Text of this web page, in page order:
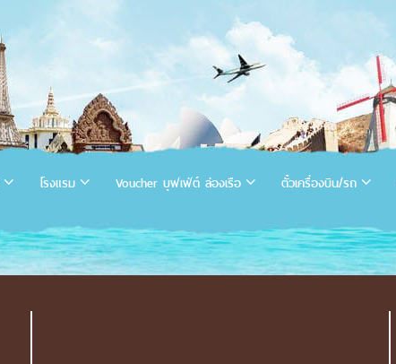
โรงแรม Voucher บุฟเฟ่ต์ ล่องเรือ ตั๋วเครื่องบิน/รถ